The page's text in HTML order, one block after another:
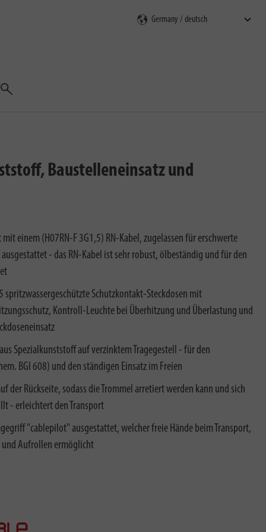
Suchen
Baustelleneinsatz und
einem (H07RN-F 3G1,5) RN-Kabel, zugelassen für erschwerte
- das RN-Kabel ist sehr robust, ölbeständig und für den
Schutzkontakt-Steckdosen mit
Kontroll-Leuchte bei Überhitzung und Überlastung und
Spezialkunststoff auf verzinktem Tragegestell - für den
BGI 608) und den ständigen Einsatz im Freien
der Rückseite, sodass die Trommel arretiert werden kann und sich
- erleichtert den Transport
"cablepilot" ausgestattet, welcher freie Hände beim Transport,
und Aufrollen ermöglicht